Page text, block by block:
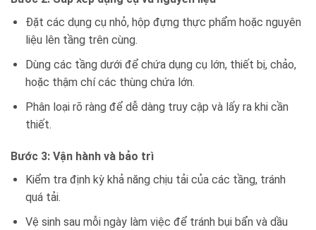
Đặt các dụng cụ nhỏ, hộp đựng thực phẩm hoặc nguyên
liệu lên tầng trên cùng.
Dùng các tầng dưới để chứa dụng cụ lớn, thiết bị, chảo,
hoặc thậm chí các thùng chứa lớn.
Phân loại rõ ràng để dễ dàng truy cập và lấy ra khi cần
thiết.
Bước 3: Vận hành và bảo trì
Kiểm tra định kỳ khả năng chịu tải của các tầng, tránh
quá tải.
Vệ sinh sau mỗi ngày làm việc để tránh bụi bẩn và dầu